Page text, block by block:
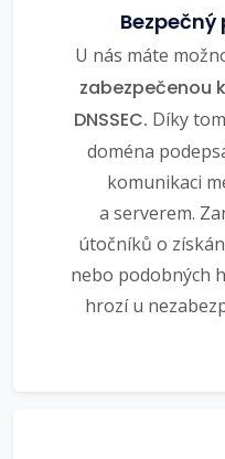
Bezpečný
U nás máte
zabezpečenou
DNSSEC. Díky
doména
komunikaci
a serverem.
útočníků o
nebo podobných
hrozí u